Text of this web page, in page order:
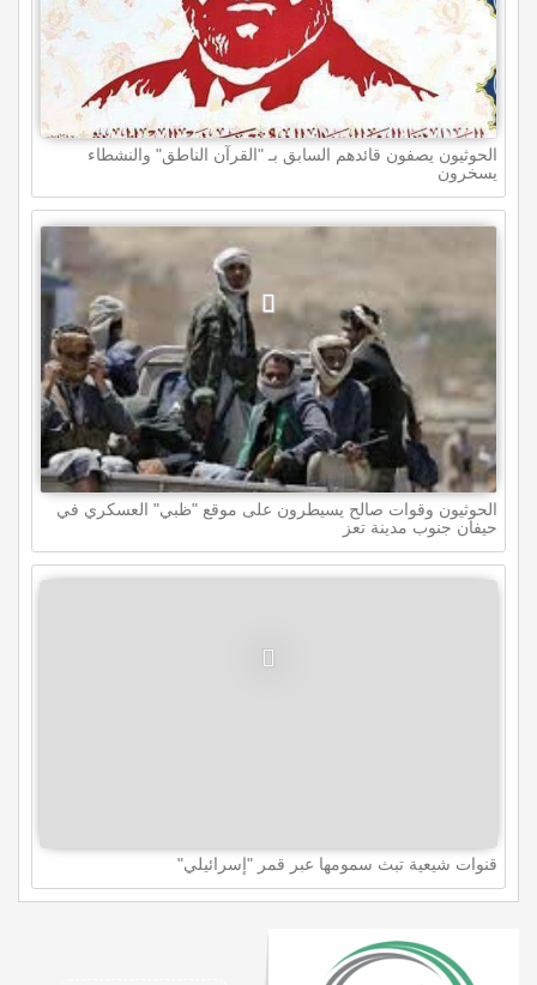
الحوثيون يصفون قائدهم السابق بـ "القرآن الناطق" والنشطاء
يسخرون
الحوثيون وقوات صالح يسيطرون على موقع "ظبي" العسكري في
حيفان جنوب مدينة تعز
قنوات شيعية تبث سمومها عبر قمر "إسرائيلي"